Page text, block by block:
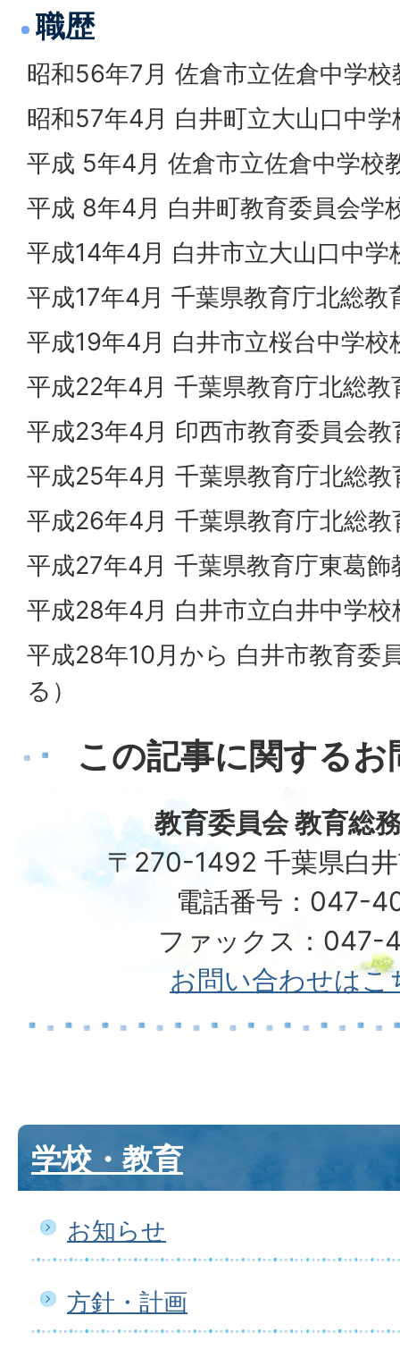
職歴
昭和56年7月 佐倉市立佐倉中学校
昭和57年4月 白井町立大山口中学
平成 5年4月 佐倉市立佐倉中学校
平成 8年4月 白井町教育委員会学
平成14年4月 白井市立大山口中学
平成17年4月 千葉県教育庁北総教
平成19年4月 白井市立桜台中学校
平成22年4月 千葉県教育庁北総
平成23年4月 印西市教育委員会教
平成25年4月 千葉県教育庁北総
平成26年4月 千葉県教育庁北総教
平成27年4月 千葉県教育庁東葛飾
平成28年4月 白井市立白井中学校
平成28年10月から 白井市教育委
る）
この記事に関する
教育委員会 教育総
〒270-1492 千葉県白
電話番号：047-
ファックス：047-
お問い合わせはこ
学校・教育
お知らせ
方針・計画